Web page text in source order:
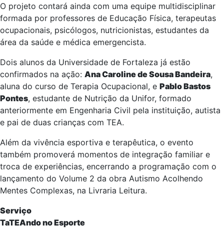
O projeto contará ainda com uma equipe multidisciplinar
formada por professores de Educação Física, terapeutas
ocupacionais, psicólogos, nutricionistas, estudantes da
área da saúde e médica emergencista.
Dois alunos da Universidade de Fortaleza já estão
confirmados na ação: Ana Caroline de Sousa Bandeira,
aluna do curso de Terapia Ocupacional, e Pablo Bastos
Pontes, estudante de Nutrição da Unifor, formado
anteriormente em Engenharia Civil pela instituição, autista
e pai de duas crianças com TEA.
Além da vivência esportiva e terapêutica, o evento
também promoverá momentos de integração familiar e
troca de experiências, encerrando a programação com o
lançamento do Volume 2 da obra Autismo Acolhendo
Mentes Complexas, na Livraria Leitura.
Serviço
TaTEAndo no Esporte